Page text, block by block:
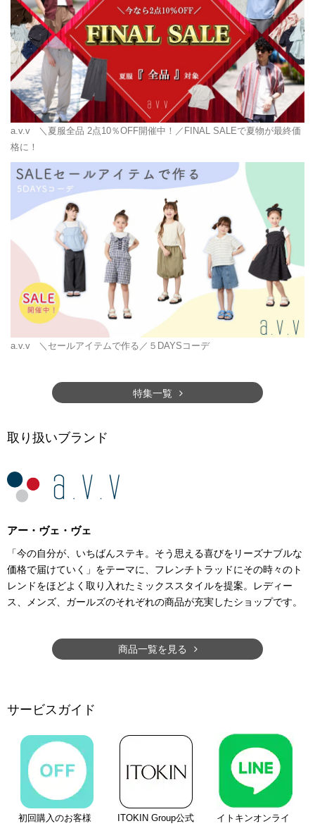
a.v.v ＼夏服全品 2点10％OFF開催中！／FINAL SALEで夏物が最終価
格に！
a.v.v ＼セールアイテムで作る／５DAYSコーデ
特集一覧
取り扱いブランド
アー・ヴェ・ヴェ
「今の自分が、いちばんステキ。そう思える喜びをリーズナブルな
価格で届けていく」をテーマに、フレンチトラッドにその時々のト
レンドをほどよく取り入れたミックススタイルを提案。レディー
ス、メンズ、ガールズのそれぞれの商品が充実したショップです。
商品一覧を見る
サービスガイド
初回購入のお客様
ITOKIN Group公式
イトキンオンライ